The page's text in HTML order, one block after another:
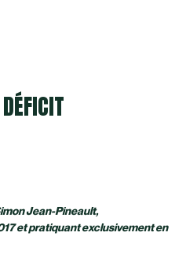
Jean-Pineault,
et pratiquant exclusivement en